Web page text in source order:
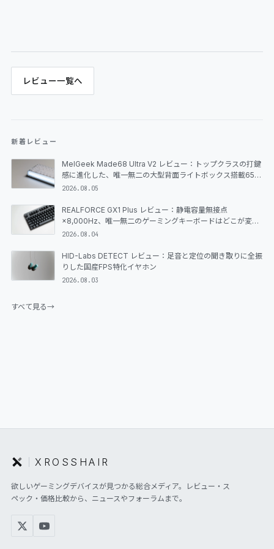
レビュー一覧へ
新着レビュー
MelGeek Made68 Ultra V2 レビュー：トップクラスの打鍵
感に進化した、唯一無二の大型背面ライトボックス搭載65%
ラピッドトリガーキーボード
2026.08.05
REALFORCE GX1 Plus レビュー：静電容量無接点
×8,000Hz、唯一無二のゲーミングキーボードはどこが変わ
ったのか
2026.08.04
HID-Labs DETECT レビュー：足音と定位の聞き取りに全振
りした国産FPS特化イヤホン
2026.08.03
すべて見る→
XROSSHAIR
欲しいゲーミングデバイスが見つかる総合メディア。レビュー・ス
ペック・価格比較から、ニュースやフォーラムまで。